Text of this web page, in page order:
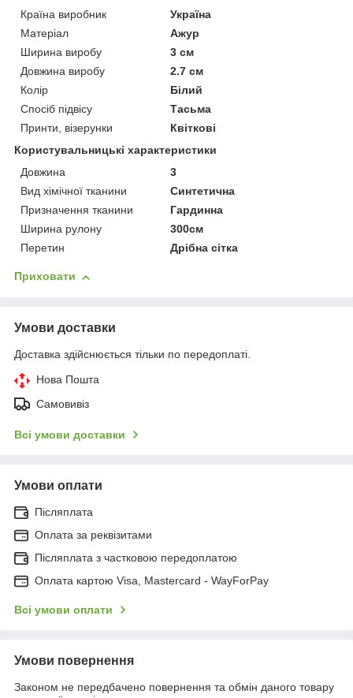
Країна виробник
Україна
Матеріал
Ажур
Ширина виробу
3 см
Довжина виробу
2.7 см
Колір
Білий
Спосіб підвісу
Тасьма
Принти, візерунки
Квіткові
Користувальницькі характеристики
Довжина
3
Вид хімічної тканини
Синтетична
Призначення тканини
Гардинна
Ширина рулону
300см
Перетин
Дрібна сітка
Приховати
Умови доставки
Доставка здійснюється тільки по передоплаті.
Нова Пошта
Самовивіз
Всі умови доставки
Умови оплати
Післяплата
Оплата за реквізитами
Післяплата з частковою передоплатою
Оплата картою Visa, Mastercard - WayForPay
Всі умови оплати
Умови повернення
Законом не передбачено повернення та обмін даного товару